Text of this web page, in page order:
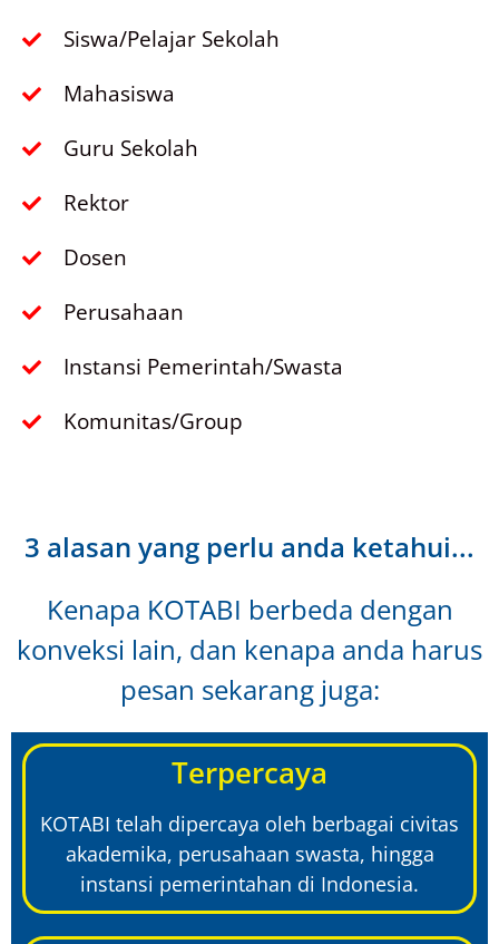
Siswa/Pelajar Sekolah
Mahasiswa
Guru Sekolah
Rektor
Dosen
Perusahaan
Instansi Pemerintah/Swasta
Komunitas/Group
3 alasan yang perlu anda ketahui...
Kenapa KOTABI berbeda dengan
konveksi lain, dan kenapa anda harus
pesan sekarang juga:
Terpercaya
KOTABI telah dipercaya oleh berbagai civitas
akademika, perusahaan swasta, hingga
instansi pemerintahan di Indonesia.